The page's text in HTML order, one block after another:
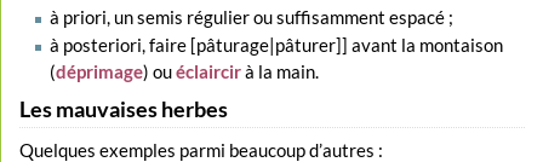
à priori, un semis régulier ou suffisamment espacé ;
à posteriori, faire [pâturage|pâturer]] avant la montaison
(déprimage) ouéclaircirà la main.
Les mauvaises herbes
Quelques exemples parmi beaucoup d’autres :